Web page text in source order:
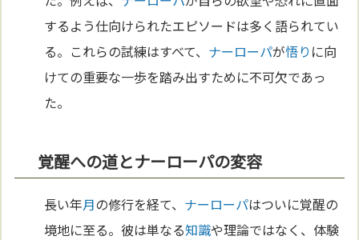
するよう仕向けられたエピソードは多く語られてい
る。これらの試練はすべて、 ナーローパが悟り に向
けての重要な一歩を踏み出すために不可欠であっ
た。
覚醒への道とナーローパの変容
長い年月の修行を経て、 ナーローパはついに覚醒の
境地に至る。彼は単なる知識や理論ではなく、体験